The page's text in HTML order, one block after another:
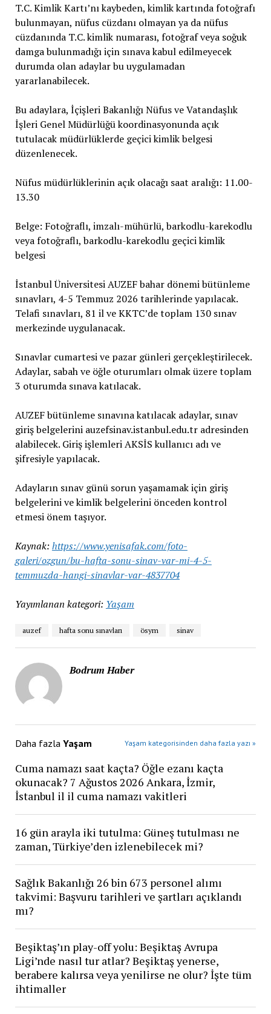
T.C. Kimlik Kartı’nı kaybeden, kimlik kartında fotoğrafı
bulunmayan, nüfus cüzdanı olmayan ya da nüfus
cüzdanında T.C. kimlik numarası, fotoğraf veya soğuk
damga bulunmadığı için sınava kabul edilmeyecek
durumda olan adaylar bu uygulamadan
yararlanabilecek.
Bu adaylara, İçişleri Bakanlığı Nüfus ve Vatandaşlık
İşleri Genel Müdürlüğü koordinasyonunda açık
tutulacak müdürlüklerde geçici kimlik belgesi
düzenlenecek.
Nüfus müdürlüklerinin açık olacağı saat aralığı: 11.00-
13.30
Belge: Fotoğraflı, imzalı-mühürlü, barkodlu-karekodlu
veya fotoğraflı, barkodlu-karekodlu geçici kimlik
belgesi
İstanbul Üniversitesi AUZEF bahar dönemi bütünleme
sınavları, 4-5 Temmuz 2026 tarihlerinde yapılacak.
Telafi sınavları, 81 il ve KKTC’de toplam 130 sınav
merkezinde uygulanacak.
Sınavlar cumartesi ve pazar günleri gerçekleştirilecek.
Adaylar, sabah ve öğle oturumları olmak üzere toplam
3 oturumda sınava katılacak.
AUZEF bütünleme sınavına katılacak adaylar, sınav
giriş belgelerini auzefsinav.istanbul.edu.tr adresinden
alabilecek. Giriş işlemleri AKSİS kullanıcı adı ve
şifresiyle yapılacak.
Adayların sınav günü sorun yaşamamak için giriş
belgelerini ve kimlik belgelerini önceden kontrol
etmesi önem taşıyor.
Kaynak: https://www.yenisafak.com/foto-
galeri/ozgun/bu-hafta-sonu-sinav-var-mi-4-5-
temmuzda-hangi-sinavlar-var-4837704
Yayımlanan kategori: Yaşam
auzef hafta sonu sınavları ösym sinav
Bodrum Haber
Daha fazla Yaşam Yaşam kategorisinden daha fazla yazı »
Cuma namazı saat kaçta? Öğle ezanı kaçta
okunacak? 7 Ağustos 2026 Ankara, İzmir,
İstanbul il il cuma namazı vakitleri
16 gün arayla iki tutulma: Güneş tutulması ne
zaman, Türkiye’den izlenebilecek mi?
Sağlık Bakanlığı 26 bin 673 personel alımı
takvimi: Başvuru tarihleri ve şartları açıklandı
mı?
Beşiktaş’ın play-off yolu: Beşiktaş Avrupa
Ligi’nde nasıl tur atlar? Beşiktaş yenerse,
berabere kalırsa veya yenilirse ne olur? İşte tüm
ihtimaller